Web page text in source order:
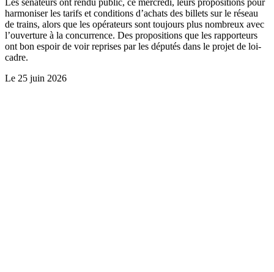
harmoniser les tarifs et conditions d’achats des billets sur le réseau
de trains, alors que les opérateurs sont toujours plus nombreux avec
l’ouverture à la concurrence. Des propositions que les rapporteurs
ont bon espoir de voir reprises par les députés dans le projet de loi-
cadre.
Le 25 juin 2026